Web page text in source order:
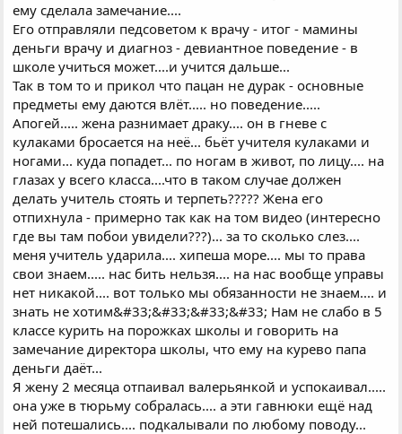
ему сделала замечание....
Его отправляли педсоветом к врачу - итог - мамины
деньги врачу и диагноз - девиантное поведение - в
школе учиться может....и учится дальше...
Так в том то и прикол что пацан не дурак - основные
предметы ему даются влёт..... но поведение.....
Апогей..... жена разнимает драку.... он в гневе с
кулаками бросается на неё... бьёт учителя кулаками и
ногами... куда попадет... по ногам в живот, по лицу.... на
глазах у всего класса....что в таком случае должен
делать учитель стоять и терпеть????? Жена его
отпихнула - примерно так как на том видео (интересно
где вы там побои увидели???)... за то сколько слез....
меня учитель ударила.... хипеша море.... мы то права
свои знаем..... нас бить нельзя.... на нас вообще управы
нет никакой.... вот только мы обязанности не знаем.... и
знать не хотим&#33;&#33;&#33;&#33; Нам не слабо в 5
классе курить на порожках школы и говорить на
замечание директора школы, что ему на курево папа
деньги даёт...
Я жену 2 месяца отпаивал валерьянкой и успокаивал.....
она уже в тюрьму собралась.... а эти гавнюки ещё над
ней потешались.... подкалывали по любому поводу...